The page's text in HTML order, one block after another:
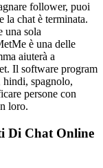
follower, puoi
la chat è terminata.
una sola
è una delle
aiuterà a
Il software program
hindi, spagnolo,
persone con
loro.
Di Chat Online